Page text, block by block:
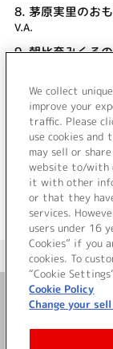
8. 茅原実里のお
V.A.
9.朝比奈みくる
10.エンディング
V.A.
＜ BACK
We collect
improve your
traffic. Please
use cookies and
may sell or
website to/with
it with other
or that they
services.
users under 16
Cookies” if you
cookies. To
“Cookie
Cookie Policy
Change your